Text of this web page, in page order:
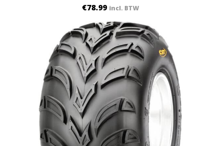
€78.99 incl. BTW